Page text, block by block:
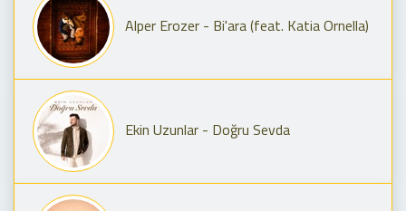
Alper Erozer - Bi'ara (feat. Katia Ornella)
Ekin Uzunlar - Doğru Sevda